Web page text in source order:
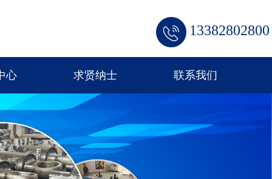
13382802800
心 求贤纳士 联系我们